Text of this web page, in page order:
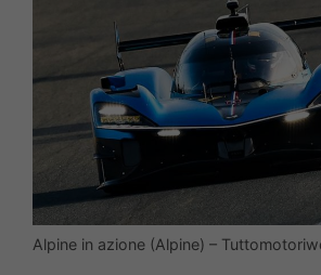
Alpine in azione (Alpine) –